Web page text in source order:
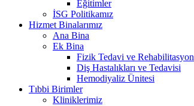
Eğitimler
İSG Politikamız
Hizmet Binalarımız
Ana Bina
Ek Bina
Fizik Tedavi ve Rehabilitasyon
Diş Hastalıkları ve Tedavisi
Hemodiyaliz Ünitesi
Tıbbi Birimler
Kliniklerimiz